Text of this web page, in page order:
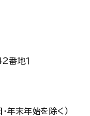
地１
年末年始を除く）